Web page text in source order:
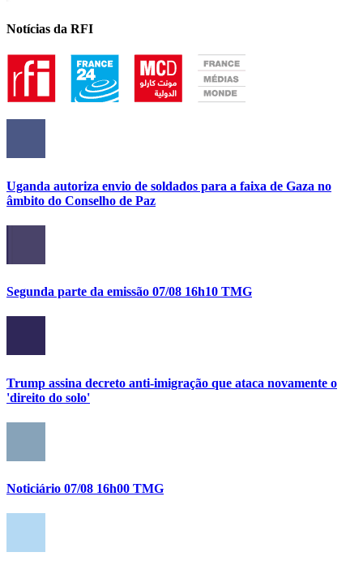
Notícias da RFI
Uganda autoriza envio de soldados para a faixa de Gaza no
âmbito do Conselho de Paz
Segunda parte da emissão 07/08 16h10 TMG
Trump assina decreto anti-imigração que ataca novamente o
'direito do solo'
Noticiário 07/08 16h00 TMG